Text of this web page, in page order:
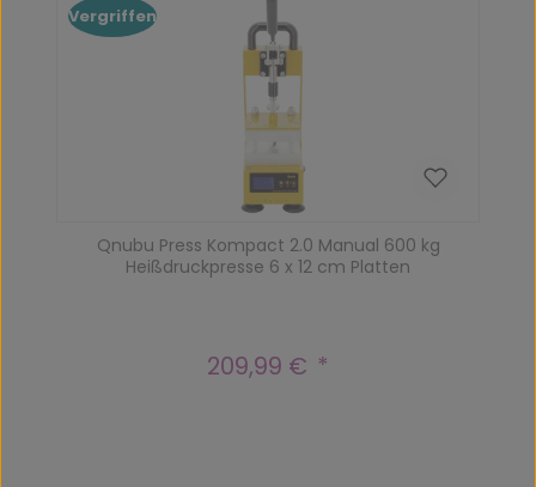
Vergriffen
Qnubu Press Kompact 2.0 Manual 600 kg
Heißdruckpresse 6 x 12 cm Platten
Regulärer Preis:
209,99 €